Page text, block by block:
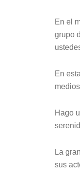
En el
grupo
En
Hago
La
sus